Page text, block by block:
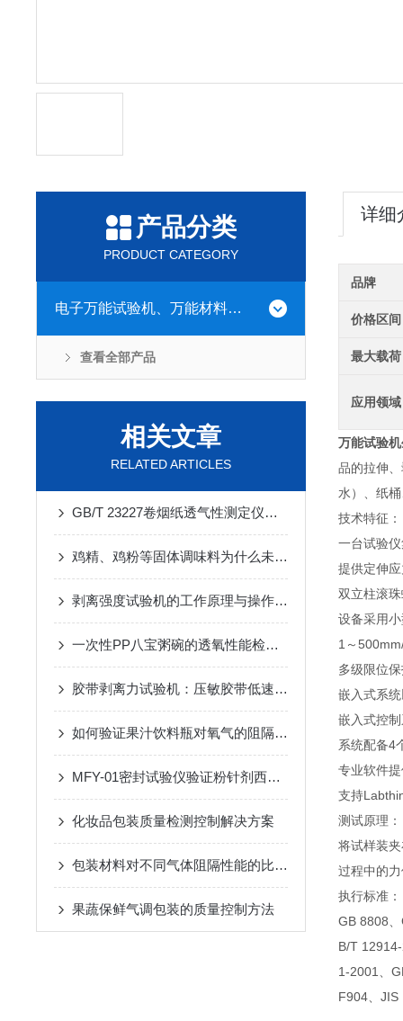
产品分类
PRODUCT CATEGORY
电子万能试验机、万能材料试验机
查看全部产品
相关文章
RELATED ARTICLES
GB/T 23227卷烟纸透气性测定仪——试验方法
鸡精、鸡粉等固体调味料为什么未开封前就会结块？
剥离强度试验机的工作原理与操作步骤
一次性PP八宝粥碗的透氧性能检测方法介绍
胶带剥离力试验机：压敏胶带低速解卷力精准测试利器
如何验证果汁饮料瓶对氧气的阻隔性能
MFY-01密封试验仪验证粉针剂西林瓶包装密封性能优劣
化妆品包装质量检测控制解决方案
包装材料对不同气体阻隔性能的比较分析
果蔬保鲜气调包装的质量控制方法
详细
品牌
价格区间
最大载荷
应用领域
万能试验
品的拉伸
水）、纸
技术特征：
一台试验
提供定伸
双立柱滚
设备采用
1～
多级限位
嵌入式系
嵌入式控
系统配备4
专业软件
支持
测试原理：
将试样装
过程中的
执行标准：
GB 8808
B/T
1-2001、
F904、JIS